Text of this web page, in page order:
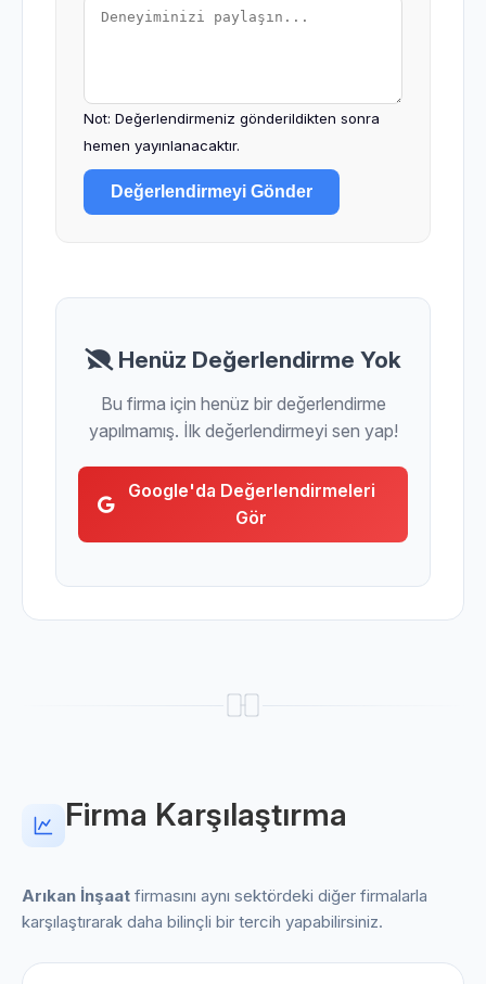
Not: Değerlendirmeniz gönderildikten sonra
hemen yayınlanacaktır.
Değerlendirmeyi Gönder
Henüz Değerlendirme Yok
Bu firma için henüz bir değerlendirme
yapılmamış. İlk değerlendirmeyi sen yap!
Google'da Değerlendirmeleri
Gör
Firma Karşılaştırma
Arıkan İnşaat firmasını aynı sektördeki diğer firmalarla
karşılaştırarak daha bilinçli bir tercih yapabilirsiniz.